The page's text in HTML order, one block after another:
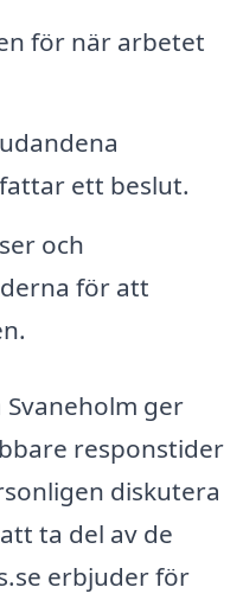
för när arbetet
ett beslut.
och
för att
ger
responstider
diskutera
ta del av de
erbjuder för